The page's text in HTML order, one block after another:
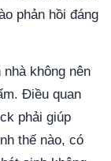
phản hồi đáng
không nên
Điều quan
phải giúp
thế nào, có